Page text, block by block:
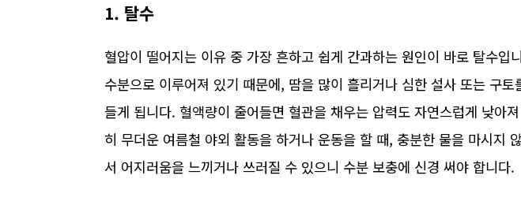
1. 탈수
혈압이 떨어지는 이유 중 가장 흔하고 쉽게 간과하는 원인이 바로 탈수입
수분으로 이루어져 있기 때문에, 땀을 많이 흘리거나 심한 설사 또는 구토
들게 됩니다. 혈액량이 줄어들면 혈관을 채우는 압력도 자연스럽게 낮아
히 무더운 여름철 야외 활동을 하거나 운동을 할 때, 충분한 물을 마시지
서 어지러움을 느끼거나 쓰러질 수 있으니 수분 보충에 신경 써야 합니다.